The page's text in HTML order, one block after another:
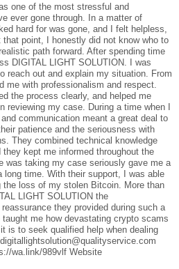
one of the most stressful and
ever gone through. In a matter of
hard for was gone, and I felt helpless,
point, I honestly did not know who to
path forward. After spending time
DIGITAL LIGHT SOLUTION. I was
reach out and explain my situation. From
me with professionalism and respect.
the process clearly, and helped me
reviewing my case. During a time when I
communication meant a great deal to
patience and the seriousness with
They combined technical knowledge
kept me informed throughout the
was taking my case seriously gave me a
time. With their support, I was able
the loss of my stolen Bitcoin. More than
LIGHT SOLUTION the
they provided during such a
me how devastating crypto scams
is to seek qualified help when dealing
wa.link/989vlf Website